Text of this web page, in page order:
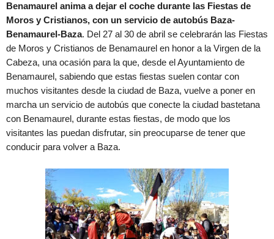
Benamaurel anima a dejar el coche durante las Fiestas de
Moros y Cristianos, con un servicio de autobús Baza-
Benamaurel-Baza. Del 27 al 30 de abril se celebrarán las Fiestas
de Moros y Cristianos de Benamaurel en honor a la Virgen de la
Cabeza, una ocasión para la que, desde el Ayuntamiento de
Benamaurel, sabiendo que estas fiestas suelen contar con
muchos visitantes desde la ciudad de Baza, vuelve a poner en
marcha un servicio de autobús que conecte la ciudad bastetana
con Benamaurel, durante estas fiestas, de modo que los
visitantes las puedan disfrutar, sin preocuparse de tener que
conducir para volver a Baza.